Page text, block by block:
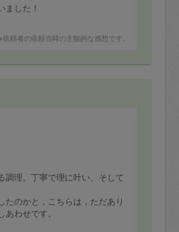
ました！
※依頼者の依頼当時の主観的な感想です。
調理。丁寧で理に叶い、そして
たのかと，こちらは，ただあり
わせです。